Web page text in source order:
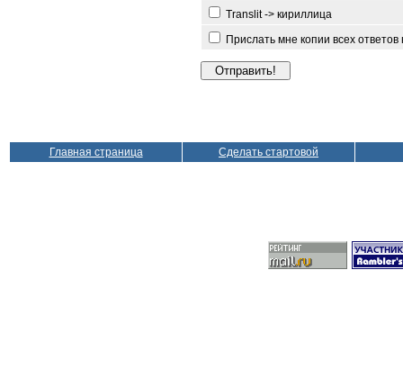
Translit -> кириллица
Прислать мне копии всех
Главная страница Сделать стартовой